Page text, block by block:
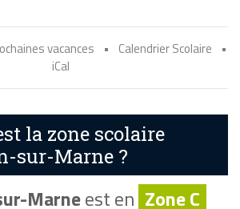
vacances • Calendrier Scolaire
•
iCal
la zone scolaire
sur-Marne ?
Marneest en Zone C